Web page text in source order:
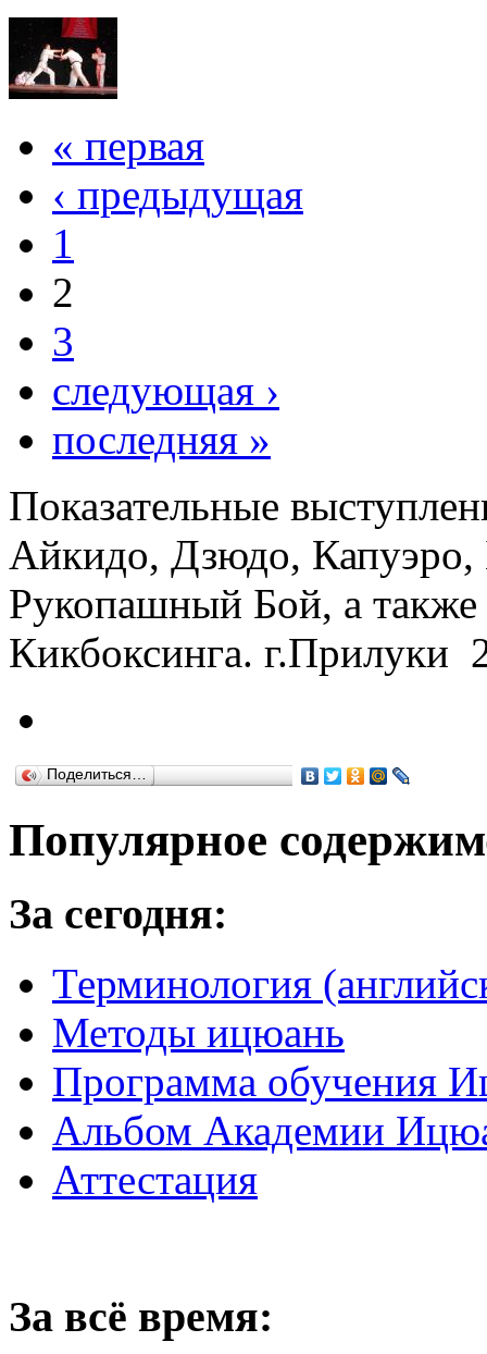
« первая
‹ предыдущая
1
2
3
следующая ›
последняя »
Показательные
Айкидо, Дзюдо, Капуэро,
Рукопашный Бой, а также
Кикбоксинга. г.Прилуки
Поделиться…
Популярное
За сегодня:
Терминология
Методы ицюань
Программа обучения
Альбом Академии
Аттестация
За всё время: